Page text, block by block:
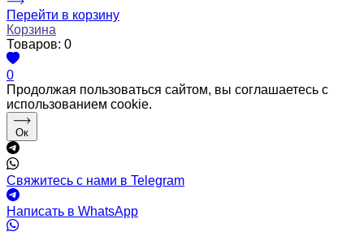
Перейти в корзину
Корзина
Товаров: 0
0
Продолжая пользоваться сайтом, вы соглашаетесь с
использованием cookie.
Ок
Свяжитесь с нами в Telegram
Написать в WhatsApp